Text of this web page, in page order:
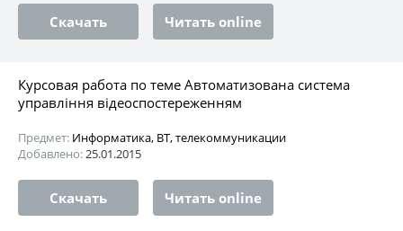
Скачать Читать online
Курсовая работа по теме Автоматизована система
управління відеоспостереженням
Предмет: Информатика, ВТ, телекоммуникации
Добавлено:25.01.2015
Скачать Читать online